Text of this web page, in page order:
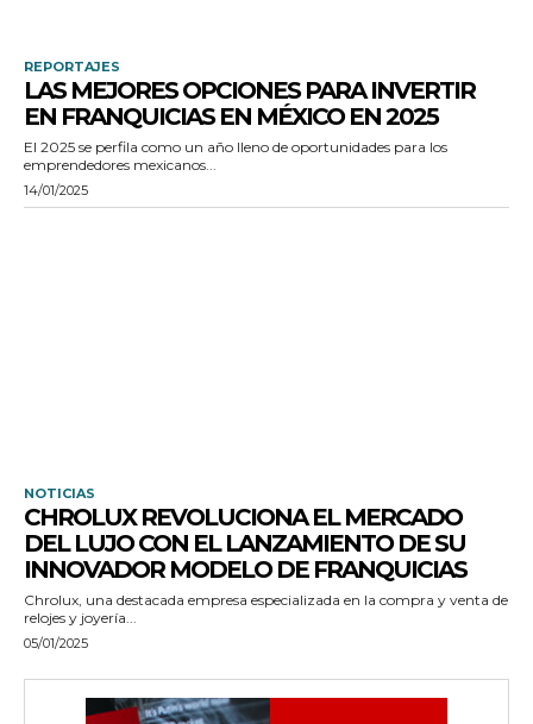
REPORTAJES
LAS MEJORES OPCIONES PARA INVERTIR
EN FRANQUICIAS EN MÉXICO EN 2025
El 2025 se perfila como un año lleno de oportunidades para los
emprendedores mexicanos...
14/01/2025
NOTICIAS
CHROLUX REVOLUCIONA EL MERCADO
DEL LUJO CON EL LANZAMIENTO DE SU
INNOVADOR MODELO DE FRANQUICIAS
Chrolux, una destacada empresa especializada en la compra y venta de
relojes y joyería...
05/01/2025